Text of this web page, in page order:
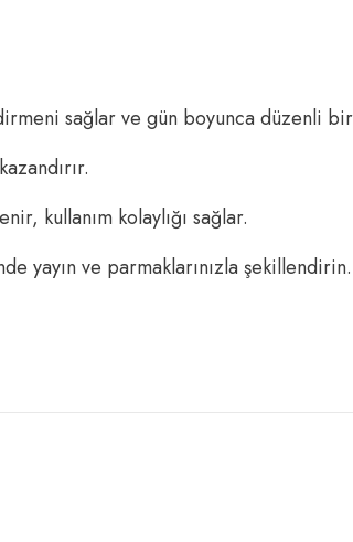
sağlar ve gün boyunca düzenli
kullanım kolaylığı sağlar.
yayın ve parmaklarınızla şekillendirin.